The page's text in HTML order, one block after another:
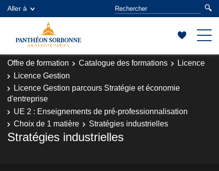
Aller à
Offre de formation Catalogue des formations
Licence
Licence Gestion
Licence Gestion parcours Stratégie et économie
d'entreprise
UE 2 : Enseignements de pré-professionnalisation
Choix de 1 matière
Stratégies industrielles
Stratégies industrielles